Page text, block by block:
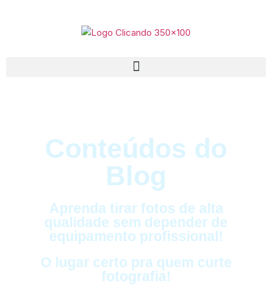
Conteúdos do
Blog
Aprenda tirar fotos de alta
qualidade sem depender de
equipamento profissional!
O lugar certo pra quem curte
fotografia!